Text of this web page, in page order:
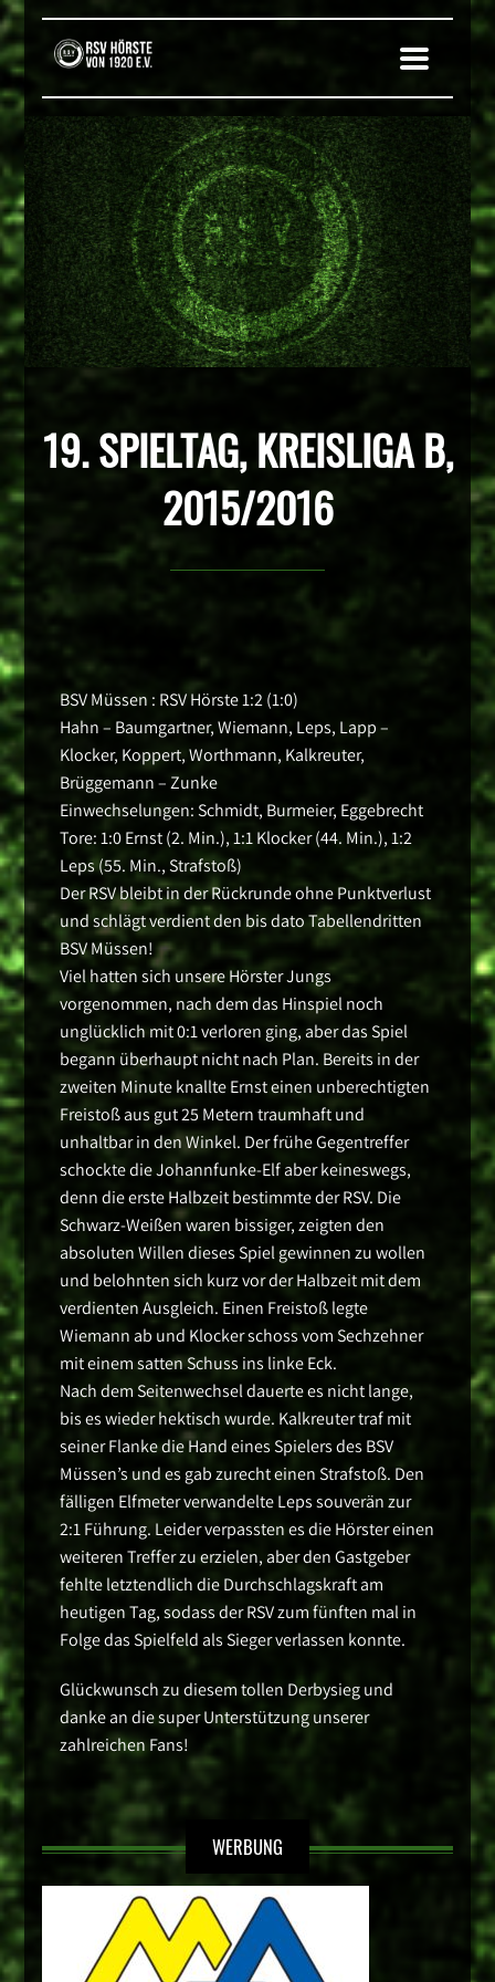
19. SPIELTAG, KREISLIGA B,
2015/2016
BSV Müssen : RSV Hörste 1:2 (1:0)
Hahn – Baumgartner, Wiemann, Leps, Lapp –
Klocker, Koppert, Worthmann, Kalkreuter,
Brüggemann – Zunke
Einwechselungen: Schmidt, Burmeier, Eggebrecht
Tore: 1:0 Ernst (2. Min.), 1:1 Klocker (44. Min.), 1:2
Leps (55. Min., Strafstoß)
Der RSV bleibt in der Rückrunde ohne Punktverlust
und schlägt verdient den bis dato Tabellendritten
BSV Müssen!
Viel hatten sich unsere Hörster Jungs
vorgenommen, nach dem das Hinspiel noch
unglücklich mit 0:1 verloren ging, aber das Spiel
begann überhaupt nicht nach Plan. Bereits in der
zweiten Minute knallte Ernst einen unberechtigten
Freistoß aus gut 25 Metern traumhaft und
unhaltbar in den Winkel. Der frühe Gegentreffer
schockte die Johannfunke-Elf aber keineswegs,
denn die erste Halbzeit bestimmte der RSV. Die
Schwarz-Weißen waren bissiger, zeigten den
absoluten Willen dieses Spiel gewinnen zu wollen
und belohnten sich kurz vor der Halbzeit mit dem
verdienten Ausgleich. Einen Freistoß legte
Wiemann ab und Klocker schoss vom Sechzehner
mit einem satten Schuss ins linke Eck.
Nach dem Seitenwechsel dauerte es nicht lange,
bis es wieder hektisch wurde. Kalkreuter traf mit
seiner Flanke die Hand eines Spielers des BSV
Müssen’s und es gab zurecht einen Strafstoß. Den
fälligen Elfmeter verwandelte Leps souverän zur
2:1 Führung. Leider verpassten es die Hörster einen
weiteren Treffer zu erzielen, aber den Gastgeber
fehlte letztendlich die Durchschlagskraft am
heutigen Tag, sodass der RSV zum fünften mal in
Folge das Spielfeld als Sieger verlassen konnte.
Glückwunsch zu diesem tollen Derbysieg und
danke an die super Unterstützung unserer
zahlreichen Fans!
WERBUNG